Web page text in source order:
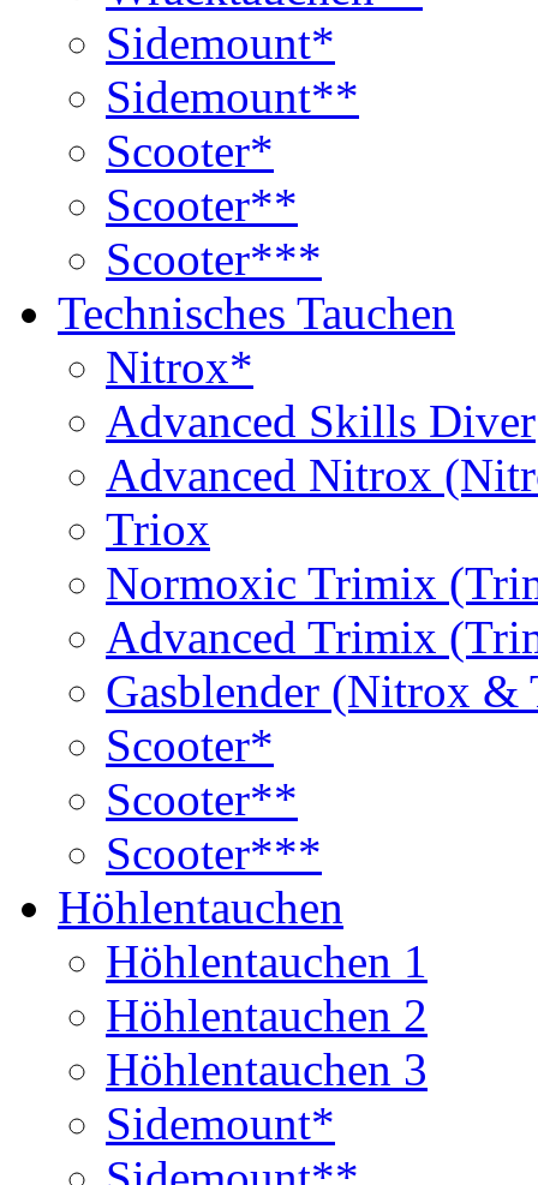
Sidemount*
Sidemount**
Scooter*
Scooter**
Scooter***
Technisches Tauchen
Nitrox*
Advanced Skills Diver
Advanced Nitrox
Triox
Normoxic Trimix
Advanced Trimix
Gasblender (Nitrox
Scooter*
Scooter**
Scooter***
Höhlentauchen
Höhlentauchen 1
Höhlentauchen 2
Höhlentauchen 3
Sidemount*